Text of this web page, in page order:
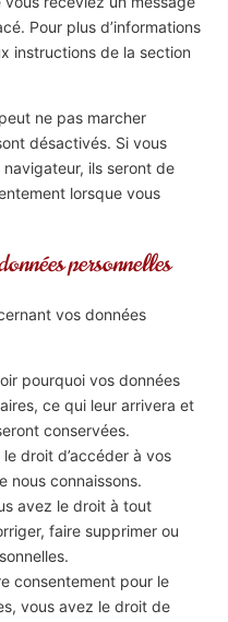
Pour plus d’informations
instructions de la section
ne pas marcher
désactivés. Si vous
ils seront de
lorsque vous
personnelles
vos données
pourquoi vos données
ce qui leur arrivera et
conservées.
droit d’accéder à vos
nous connaissons.
avez le droit à tout
faire supprimer ou
consentement pour le
vous avez le droit de